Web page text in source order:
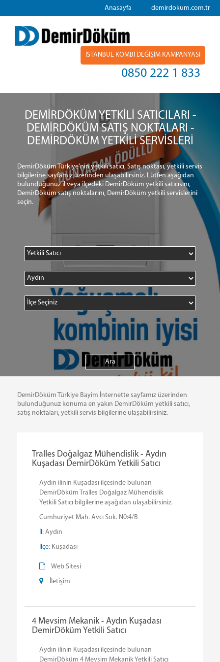
demirdokum.com.tr
Anasayfa
İSTANBUL KOMBİ DEĞİŞİM KAMPANYASI
0850 222 1 833
DEMİRDÖKÜM YETKİLİ SATICILARI -
DEMİRDÖKÜM SATIŞ NOKTALARI -
DEMİRDÖKÜM YETKİLİ SERVİSLERİ
DemirDöküm Türkiye'nin yetkili satıcı, Satış noktası, yetkili servis
bilgilerine sayfamız üzerinden ulaşabilirsiniz. Lütfen aşağıdan
bulunduğunuz il veya ilçedeki DemirDöküm yetkili satıcısını,
DemirDöküm satış noktalarını, DemirDöküm yetkili servislerini
seçin.
DemirDöküm Türkiye Bayim İnternette sayfamız üzerinden
bulunduğunuz konuma en yakın DemirDöküm yetkili satıcı,
satış noktaları, yetkili servis bilgilerine ulaşabilirsiniz.
Tralles Doğalgaz Mühendislik - Aydın
Kuşadası DemirDöküm Yetkili Satıcı
Aydın ilinin Kuşadası ilçesinde bulunan
DemirDöküm Tralles Doğalgaz Mühendislik
Yetkili Satıcı bilgilerine aşağıdan ulaşabilirsiniz.
Cumhuriyet Mah. Avcı Sok. N0:4/B
İl: Aydın
İlçe: Kuşadası
Web Sitesi
İletişim
4 Mevsim Mekanik - Aydın Kuşadası
DemirDöküm Yetkili Satıcı
Aydın ilinin Kuşadası ilçesinde bulunan
DemirDöküm 4 Mevsim Mekanik Yetkili Satıcı